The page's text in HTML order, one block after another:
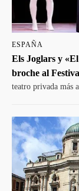
ESPAÑA
Els Joglars y
broche al
teatro privada más